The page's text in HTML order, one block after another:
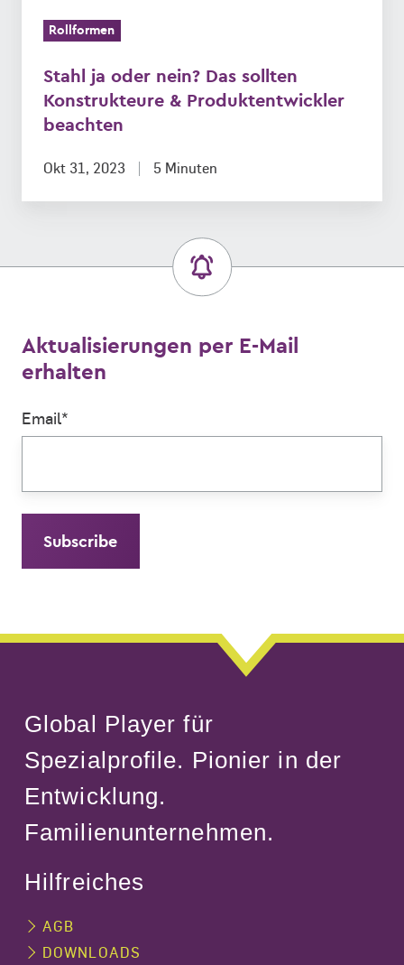
Rollformen
Stahl ja oder nein? Das sollten
Konstrukteure & Produktentwickler
beachten
Okt 31, 2023 5 Minuten
Aktualisierungen per E-Mail
erhalten
Email*
Global Player für
Spezialprofile. Pionier in der
Entwicklung.
Familienunternehmen.
Hilfreiches
AGB
DOWNLOADS